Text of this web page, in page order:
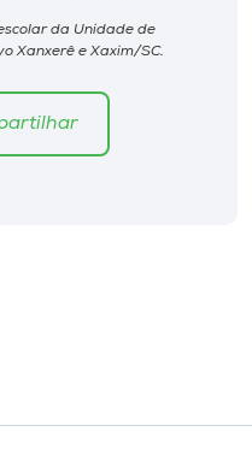
da Unidade de
Xanxerê e Xaxim/SC.